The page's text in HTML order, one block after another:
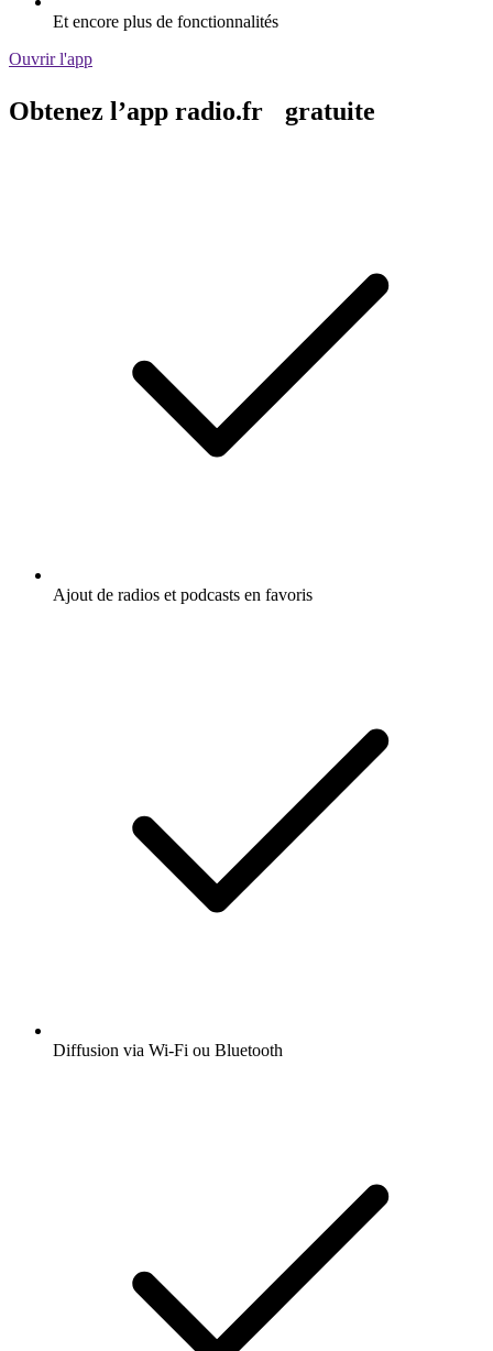
Et encore plus de fonctionnalités
Ouvrir l'app
Obtenez l’app radio.fr gratuite
Ajout de radios et podcasts en favoris
Diffusion via Wi-Fi ou Bluetooth